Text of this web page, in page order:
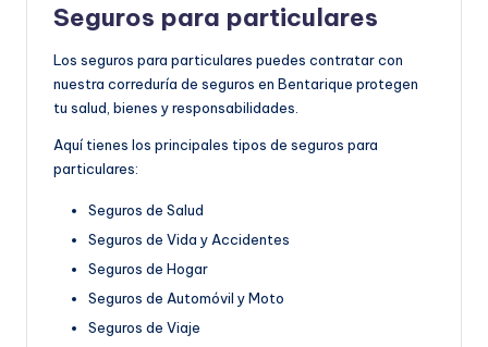
Seguros para particulares
Los seguros para particulares puedes contratar con
nuestra correduría de seguros en Bentarique protegen
tu salud, bienes y responsabilidades.
Aquí tienes los principales tipos de seguros para
particulares:
Seguros de Salud
Seguros de Vida y Accidentes
Seguros de Hogar
Seguros de Automóvil y Moto
Seguros de Viaje